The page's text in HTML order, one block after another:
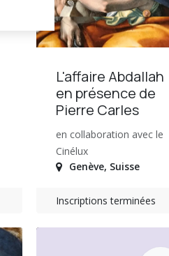
L'affaire Abdallah
en présence de
Pierre Carles
en collaboration avec le
Cinélux
Genève, Suisse
Inscriptions terminées